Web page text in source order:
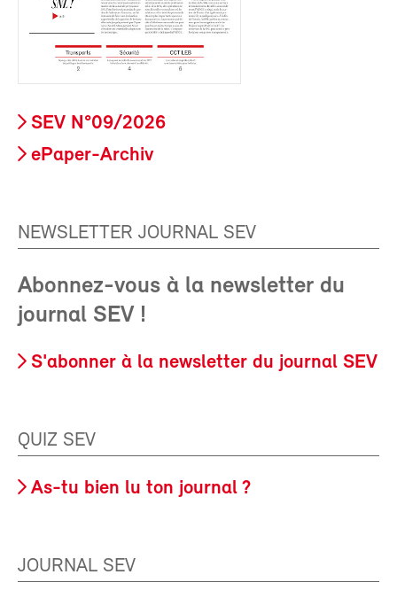
SEV N°09/2026
ePaper-Archiv
NEWSLETTER JOURNAL SEV
Abonnez-vous à la newsletter du
journal SEV !
S'abonner à la newsletter du journal SEV
QUIZ SEV
As-tu bien lu ton journal ?
JOURNAL SEV